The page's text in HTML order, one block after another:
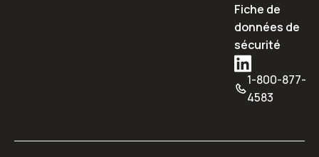
Fiche de
données de
sécurité
1-800-877-
4583